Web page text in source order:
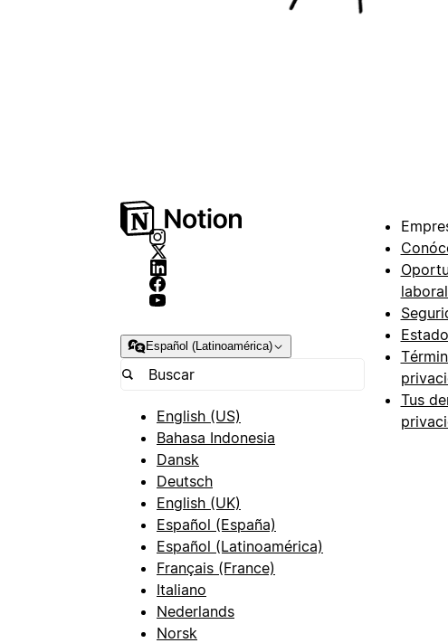
Español (Latinoamérica)
English (US)
Bahasa Indonesia
Dansk
Deutsch
English (UK)
Español (España)
Español (Latinoamérica)
Français (France)
Italiano
Nederlands
Norsk
Estado
Tus